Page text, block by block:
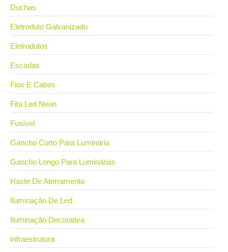
Duchas
Eletroduto Galvanizado
Eletrodutos
Escadas
Fios E Cabos
Fita Led Neon
Fusível
Gancho Curto Para Luminária
Gancho Longo Para Luminárias
Haste De Aterramento
Iluminação De Led
Iluminação Decorativa
Infraestrutura